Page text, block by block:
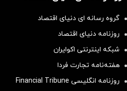
گروه رسانه ای دنیای اقتصاد
روزنامه دنیای اقتصاد
شبکه اینترنتی اکوایران
هفته‌نامه تجارت فردا
روزنامه انگلیسی Financial Tribune